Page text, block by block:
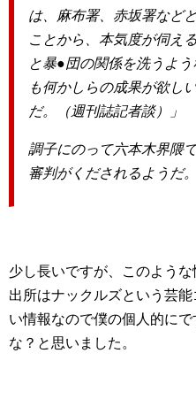
は、麻布署、赤坂署など
ことから、本気度が伺え
と暴●団の関係を洗うよ
も何かしらの成果が欲し
だ。（週刊誌記者談）」
調子にのって六本木界隈
審判がくだされるようだ。
少し長いですが、このよう
出所はナックルズという芸
い情報なので僕の個人的に
な？と思いました。